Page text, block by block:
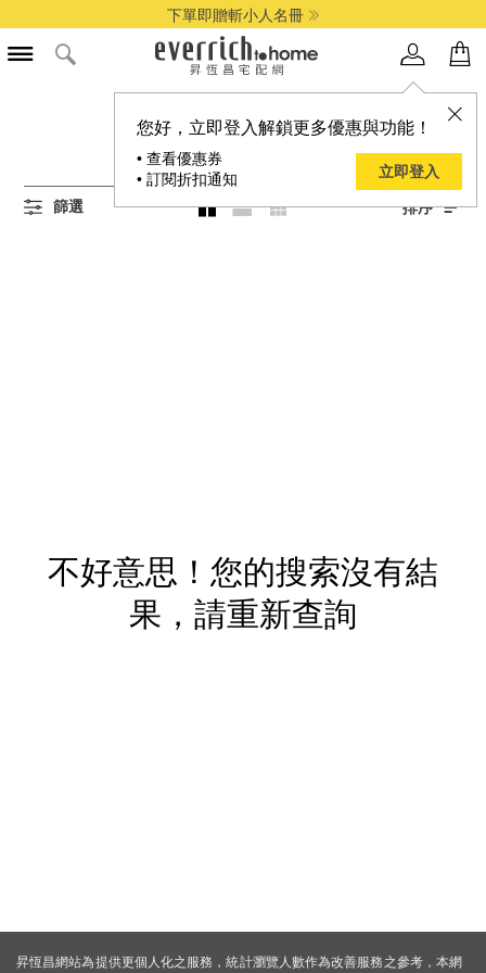
下單即贈斬小人名冊
您好，立即登入解鎖更多優惠與功能！
• 查看優惠券
• 訂閱折扣通知
立即登入
所有女-XXS商品
0
篩選 排序
不好意思！您的搜索沒有結
果，請重新查詢
昇恆昌網站為提供更個人化之服務，統計瀏覽人數作為改善服務之參考，本網